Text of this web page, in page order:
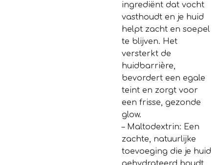
ingrediënt dat vocht
vasthoudt en je huid
helpt zacht en soepel
te blijven. Het
versterkt de
huidbarrière,
bevordert een egale
teint en zorgt voor
een frisse, gezonde
glow.
– Maltodextrin: Een
zachte, natuurlijke
toevoeging die je huid